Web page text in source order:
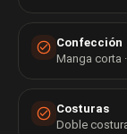
Confección
Manga corta
Costuras
Doble